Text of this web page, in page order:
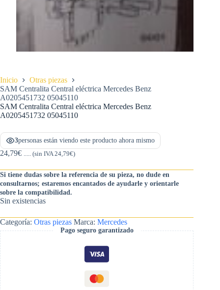
Inicio
Otras piezas
SAM Centralita Central eléctrica Mercedes Benz
A0205451732 05045110
SAM Centralita Central eléctrica Mercedes Benz
A0205451732 05045110
3personas están viendo este producto ahora mismo
24,79€ ..... (sin IVA24,79€)
Si tiene dudas sobre la referencia de su pieza, no dude en
consultarnos; estaremos encantados de ayudarle y orientarle
sobre la compatibilidad.
Sin existencias
Categoría: Otras piezas Marca: Mercedes
Pago seguro garantizado